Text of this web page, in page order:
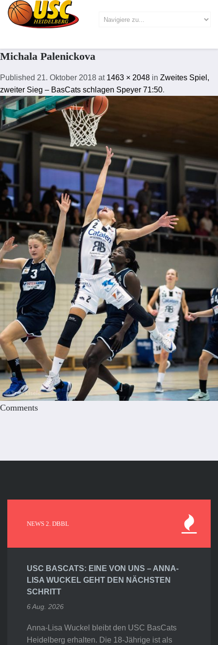
Michala Palenickova
Published 21. Oktober 2018 at 1463 × 2048 in Zweites Spiel,
zweiter Sieg – BasCats schlagen Speyer 71:50.
Comments
NEWS 2. DBBL
USC BASCATS: EINE VON UNS – ANNA-
LISA WUCKEL GEHT DEN NÄCHSTEN
SCHRITT
6 Aug. 2026
Anna-Lisa Wuckel bleibt den USC BasCats
Heidelberg erhalten. Die 18-Jährige ist als